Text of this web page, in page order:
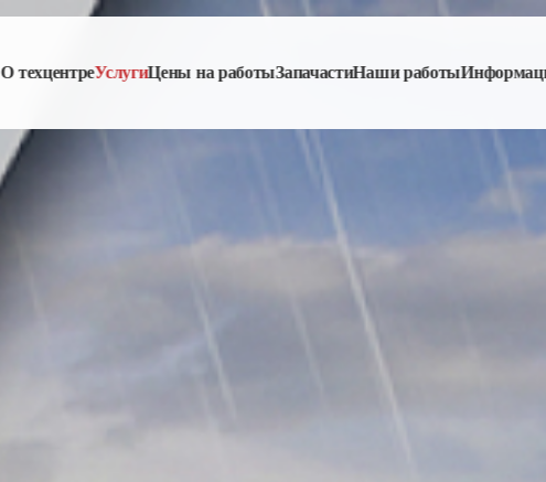
О техцентреУслугиЦены на работыЗапачастиНаши работы